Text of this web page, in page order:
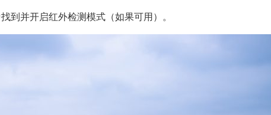
到并开启红外检测模式（如果可用）。